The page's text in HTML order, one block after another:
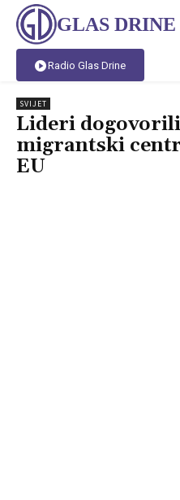
GLAS DRINE
Radio Glas Drine
SVIJET
Lideri
migrantski
EU